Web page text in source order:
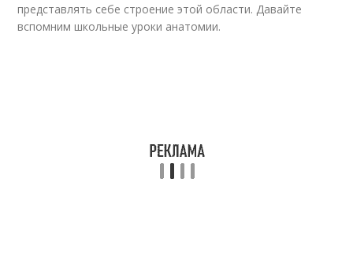
представлять себе строение этой области. Давайте
вспомним школьные уроки анатомии.